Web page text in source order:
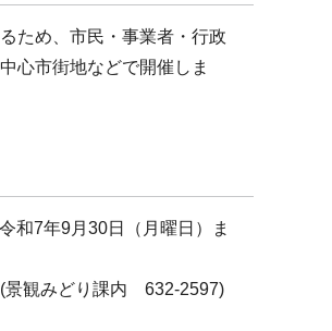
ため、市民・事業者・行政
心市街地などで開催しま
和7年9月30日（月曜日）ま
(景観みどり課内 632-2597)